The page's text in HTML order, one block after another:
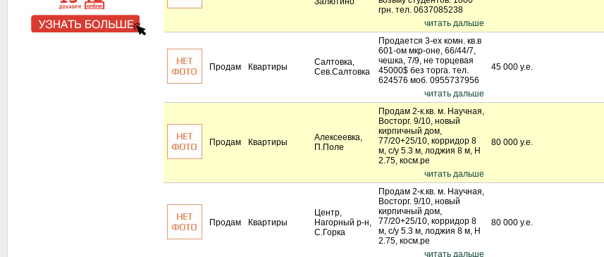
грн. тел. 0637085238
читать дальше
Продам Квартиры
Салтовка,
Сев.Салтовка
Продается 3-ех комн. кв.в
601-ом мкр-оне, 66/44/7,
чешка, 7/9, не торцевая
45000$ без торга. тел.
624576 моб. 0955737956
читать дальше
45 000 у.е.
Продам Квартиры
Алексеевка,
П.Поле
Продам 2-к.кв. м. Научная,
Восторг. 9/10, новый
кирпичный дом,
77/20+25/10, корридор 8
м, с/у 5.3 м, лоджия 8 м, Н
2.75, косм.ре
читать дальше
80 000 у.е.
Продам Квартиры
Центр,
Нагорный р-н,
С.Горка
Продам 2-к.кв. м. Научная,
Восторг. 9/10, новый
кирпичный дом,
77/20+25/10, корридор 8
м, с/у 5.3 м, лоджия 8 м, Н
2.75, косм.ре
читать дальше
80 000 у.е.